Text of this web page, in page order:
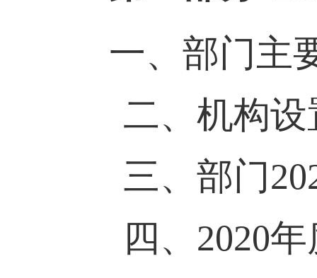
一、部门主
二、机构设
三、部门
四、2020年